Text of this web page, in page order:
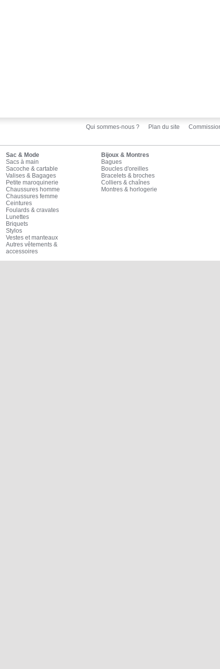
Qui sommes-nous ? Plan du site
Sac & Mode
Sacs à main
Sacoche & cartable
Valises & Bagages
Petite maroquinerie
Chaussures homme
Chaussures femme
Ceintures
Foulards & cravates
Lunettes
Briquets
Stylos
Vestes et manteaux
Autres vêtements &
accessoires
Bijoux & Montres
Bagues
Boucles d'oreilles
Bracelets & broches
Colliers & chaînes
Montres & horlogerie